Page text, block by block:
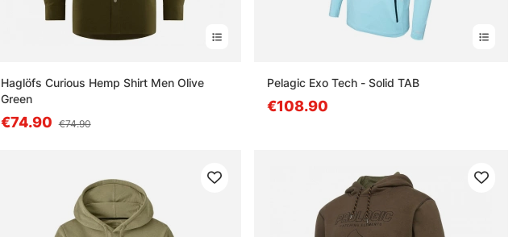
Haglöfs Curious Hemp Shirt Men Olive
Green
€74.90 €74.90
Pelagic Exo Tech - Solid TAB
€108.90